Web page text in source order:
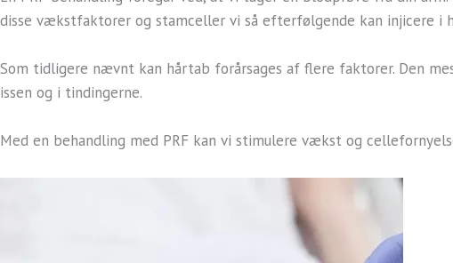
disse vækstfaktorer og stamceller vi så efterfølgende kan injicere i
Som tidligere nævnt kan hårtab forårsages af flere faktorer. Den
issen og i tindingerne.
Med en behandling med PRF kan vi stimulere vækst og